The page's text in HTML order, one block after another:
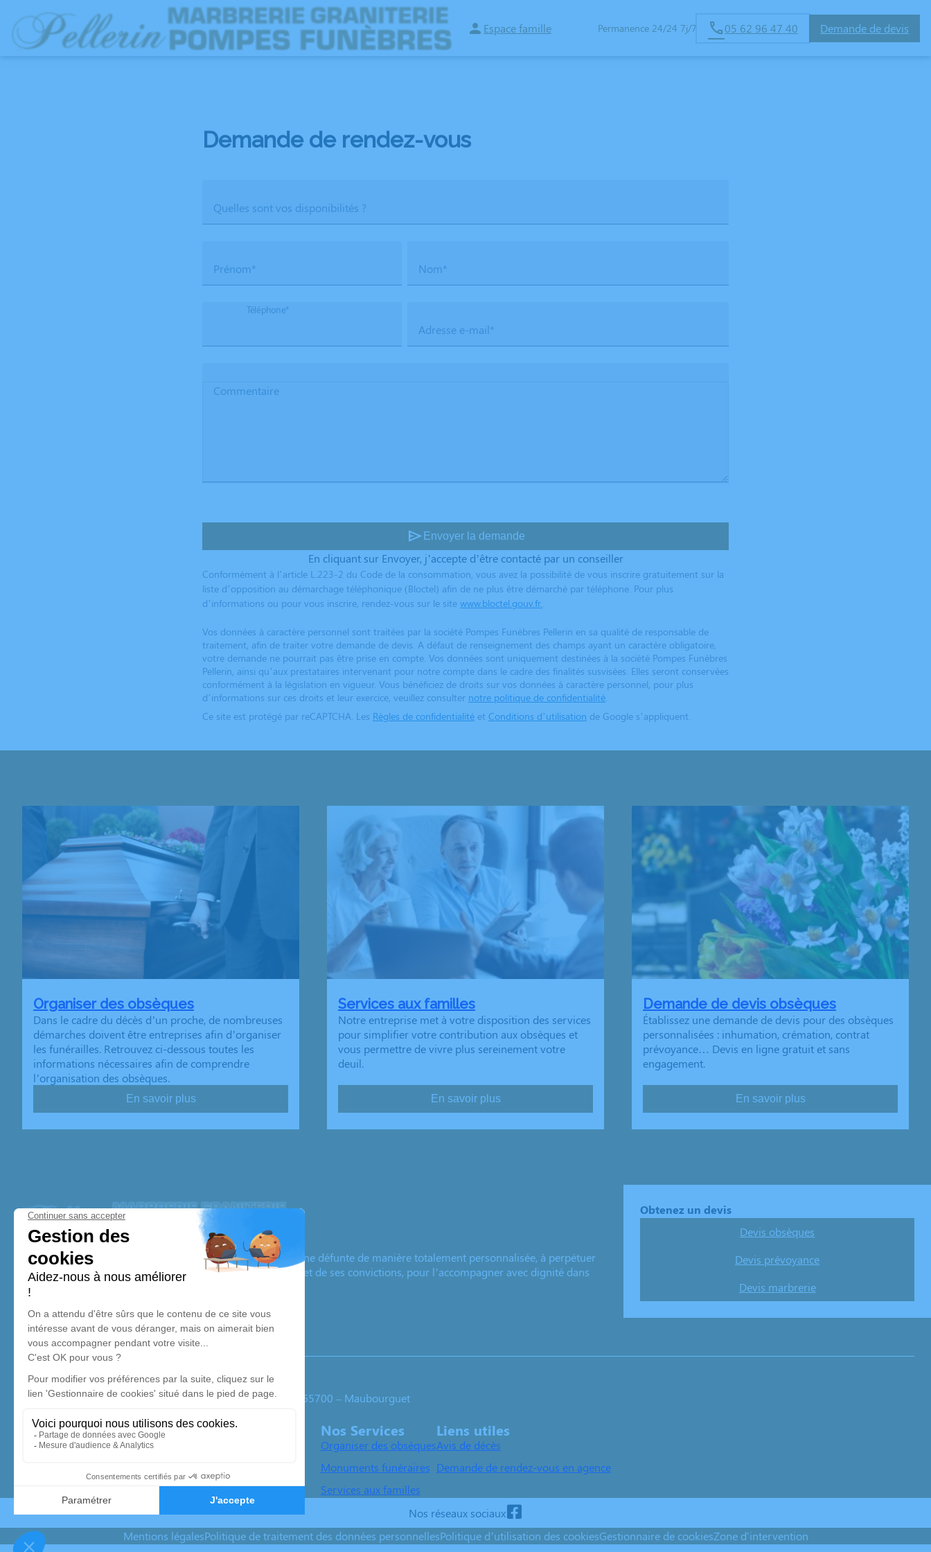
contenu
Espace famille Permanence 24/24 7j/7 05 62 96 47 40 Demande de devis
NOS SERVICES NOTRE AGENCE NOTRE CHAMBRE FUNERAIRE ESPACES HOMMAGES
Demande de rendez-vous
Quelles sont vos disponibilités ?
Prénom* Nom*
Téléphone*
Adresse e-mail*
Commentaire
send Envoyer la demande
En cliquant sur Envoyer, j’accepte d’être contacté par un conseiller
Conformément à l’article L.223-2 du Code de la consommation, vous avez la possibilité de vous inscrire gratuitement sur la
liste d’opposition au démarchage téléphonique (Bloctel) afin de ne plus être démarché par téléphone. Pour plus
d’informations ou pour vous inscrire, rendez-vous sur le site www.bloctel.gouv.fr..
Vos données à caractère personnel sont traitées par la société Pompes Funèbres Pellerin en sa qualité de responsable de
traitement, afin de traiter votre demande de devis. A défaut de renseignement des champs ayant un caractère obligatoire,
votre demande ne pourrait pas être prise en compte. Vos données sont uniquement destinées à la société Pompes Funèbres
Pellerin, ainsi qu’aux prestataires intervenant pour notre compte dans le cadre des finalités susvisées. Elles seront conservées
conformément à la législation en vigueur. Vous bénéficiez de droits sur vos données à caractère personnel, pour plus
d’informations sur ces droits et leur exercice, veuillez consulter notre politique de confidentialité.
Ce site est protégé par reCAPTCHA. Les Règles de confidentialité et Conditions d’utilisation de Google s’appliquent.
Organiser des obsèques
Dans le cadre du décès d’un proche, de nombreuses
démarches doivent être entreprises afin d’organiser
les funérailles. Retrouvez ci-dessous toutes les
informations nécessaires afin de comprendre
l’organisation des obsèques.
En savoir plus
Services aux familles
Notre entreprise met à votre disposition des services
pour simplifier votre contribution aux obsèques et
vous permettre de vivre plus sereinement votre
deuil.
En savoir plus
Demande de devis obsèques
Établissez une demande de devis pour des obsèques
personnalisées : inhumation, crémation, contrat
prévoyance… Devis en ligne gratuit et sans
engagement.
En savoir plus
Pompes Funèbres Pellerin
Nos équipes vous aident à honorer la mémoire de la personne défunte de manière totalement personnalisée, à perpétuer
son souvenir dans le respect de ses volontés, de ses valeurs et de ses convictions, pour l’accompagner avec dignité dans
son dernier voyage.
Obtenez un devis
Devis obsèques
Devis prévoyance
Devis marbrerie
Notre agence
Pompes Funèbres Pellerin
05 62 96 47 40
pellerin.sarl@orange.fr
Zone Industrielle du Marmajou Rue Diane d'Andouins – 65700 – Maubourguet
Nos Services
Organiser des obsèques
Monuments funéraires
Services aux familles
Liens utiles
Avis de décès
Demande de rendez-vous en agence
Nos réseaux sociaux
Mentions légalesPolitique de traitement des données personnellesPolitique d’utilisation des cookiesGestionnaire de cookiesZone d'intervention